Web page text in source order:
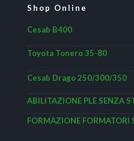
Shop Online
Cesab B400
Toyota Tonero 35-80
Cesab Drago 250/300/350
ABILITAZIONE PLE SENZA
FORMAZIONE FORMATORI